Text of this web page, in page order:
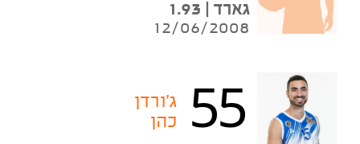
גארד | 1.93
12/06/2008
55
ג'ורדן
כהן